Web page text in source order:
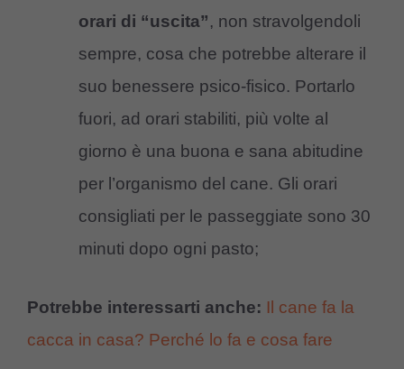
orari di “uscita”, non stravolgendoli
sempre, cosa che potrebbe alterare il
suo benessere psico-fisico. Portarlo
fuori, ad orari stabiliti, più volte al
giorno è una buona e sana abitudine
per l’organismo del cane. Gli orari
consigliati per le passeggiate sono 30
minuti dopo ogni pasto;
Potrebbe interessarti anche: Il cane fa la
cacca in casa? Perché lo fa e cosa fare